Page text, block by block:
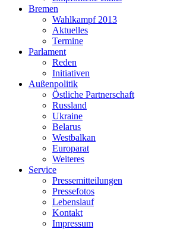
Bremen
Wahlkampf 2013
Aktuelles
Termine
Parlament
Reden
Initiativen
Außenpolitik
Östliche Partnerschaft
Russland
Ukraine
Belarus
Westbalkan
Europarat
Weiteres
Service
Pressemitteilungen
Pressefotos
Lebenslauf
Kontakt
Impressum